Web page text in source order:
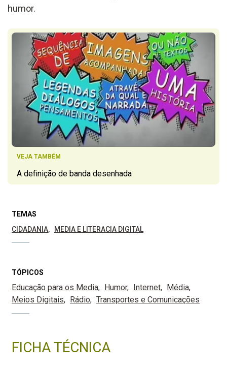
humor.
VEJA TAMBÉM
A definição de banda desenhada
TEMAS
CIDADANIA
MEDIA E LITERACIA DIGITAL
TÓPICOS
Educação para os Media Humor Internet
Média
Meios Digitais
Rádio Transportes e Comunicações
FICHA TÉCNICA